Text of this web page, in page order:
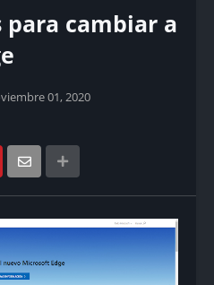
para cambiar a
01, 2020